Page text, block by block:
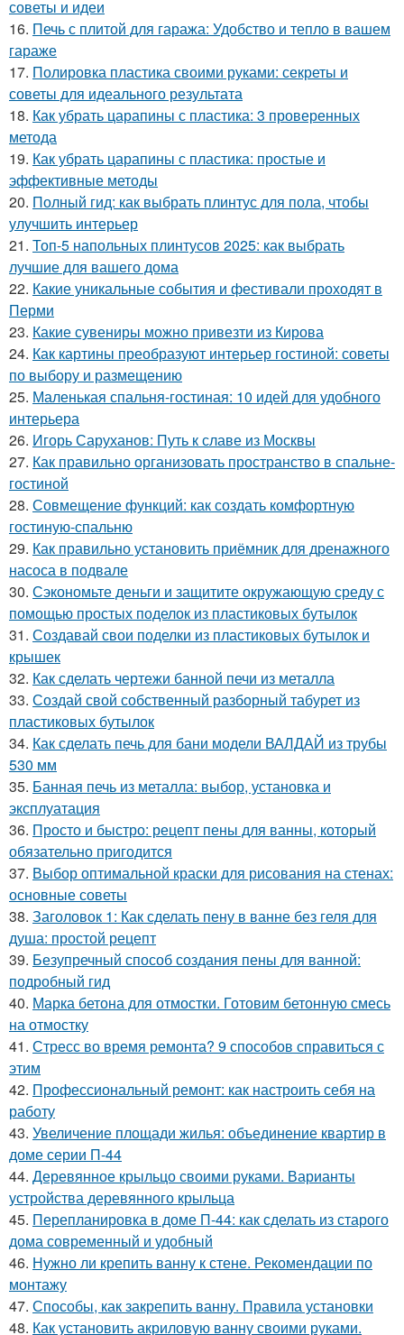
советы и идеи
16. Печь с плитой для гаража: Удобство и тепло в вашем
гараже
17. Полировка пластика своими руками: секреты и
советы для идеального результата
18. Как убрать царапины с пластика: 3 проверенных
метода
19. Как убрать царапины с пластика: простые и
эффективные методы
20. Полный гид: как выбрать плинтус для пола, чтобы
улучшить интерьер
21. Топ-5 напольных плинтусов 2025: как выбрать
лучшие для вашего дома
22. Какие уникальные события и фестивали проходят в
Перми
23. Какие сувениры можно привезти из Кирова
24. Как картины преобразуют интерьер гостиной: советы
по выбору и размещению
25. Маленькая спальня-гостиная: 10 идей для удобного
интерьера
26. Игорь Саруханов: Путь к славе из Москвы
27. Как правильно организовать пространство в спальне-
гостиной
28. Совмещение функций: как создать комфортную
гостиную-спальню
29. Как правильно установить приёмник для дренажного
насоса в подвале
30. Сэкономьте деньги и защитите окружающую среду с
помощью простых поделок из пластиковых бутылок
31. Создавай свои поделки из пластиковых бутылок и
крышек
32. Как сделать чертежи банной печи из металла
33. Создай свой собственный разборный табурет из
пластиковых бутылок
34. Как сделать печь для бани модели ВАЛДАЙ из трубы
530 мм
35. Банная печь из металла: выбор, установка и
эксплуатация
36. Просто и быстро: рецепт пены для ванны, который
обязательно пригодится
37. Выбор оптимальной краски для рисования на стенах:
основные советы
38. Заголовок 1: Как сделать пену в ванне без геля для
душа: простой рецепт
39. Безупречный способ создания пены для ванной:
подробный гид
40. Марка бетона для отмостки. Готовим бетонную смесь
на отмостку
41. Стресс во время ремонта? 9 способов справиться с
этим
42. Профессиональный ремонт: как настроить себя на
работу
43. Увеличение площади жилья: объединение квартир в
доме серии П-44
44. Деревянное крыльцо своими руками. Варианты
устройства деревянного крыльца
45. Перепланировка в доме П-44: как сделать из старого
дома современный и удобный
46. Нужно ли крепить ванну к стене. Рекомендации по
монтажу
47. Способы, как закрепить ванну. Правила установки
48. Как установить акриловую ванну своими руками.